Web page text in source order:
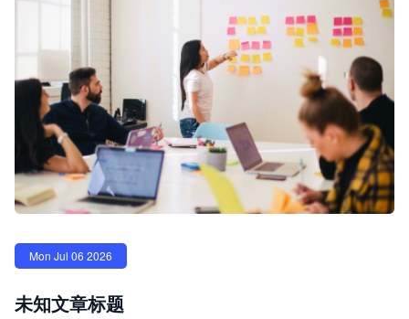
Mon Jul 06 2026
未知文章标题